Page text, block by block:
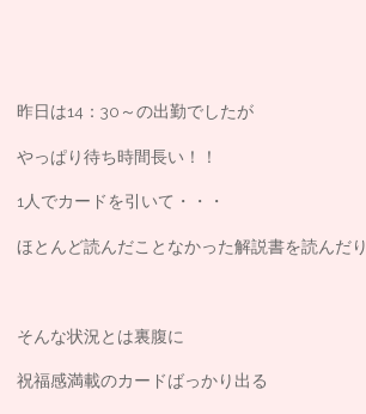
昨日は14：30～の出勤でしたが
やっぱり待ち時間長い！！
1人でカードを引いて・・・
ほとんど読んだことなかった解説書を読んだり
そんな状況とは裏腹に
祝福感満載のカードばっかり出る